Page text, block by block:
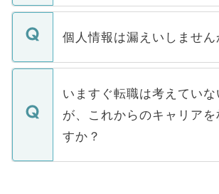
ません。
■応募殺到を避けるため 人気
関を公にしてしまうと、応募
に、医療機関が求める条件に
みを人材紹介会社に依頼する
ています。
転職・入職を強要することは
ん。また、仮に応募先から内
定を承諾する必要はありませ
の辞退の連絡はキャリアパー
個人情報は漏えいしません
個人情報が漏えいすることは
で、ご安心ください。当サイ
などで収集したご登録者様の
ご本人のキャリアアップおよ
支援を目的に使用いたします
ているすべての個人データは
いますぐ転職は考えていな
が、これからのキャリアを
すか？